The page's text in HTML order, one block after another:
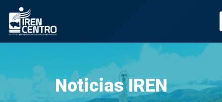
Prueba
Noticias IREN